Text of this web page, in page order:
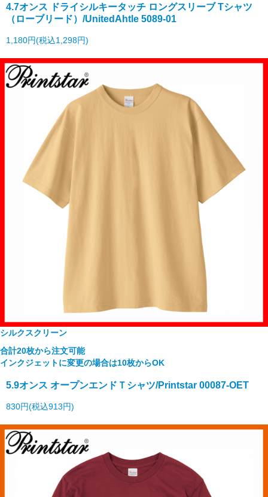
4.7オンス ドライシルキータッチ ロングスリーブ Tシャツ
（ローブリード）/UnitedAhtle 5089-01
1,180円(税込1,298円)
シルクスクリーン
合計20枚から注文可能
インクジェットに変更の場合は10枚からOK
5.9オンス オープンエンドＴシャツ/Printstar 00087-OET
830円(税込913円)